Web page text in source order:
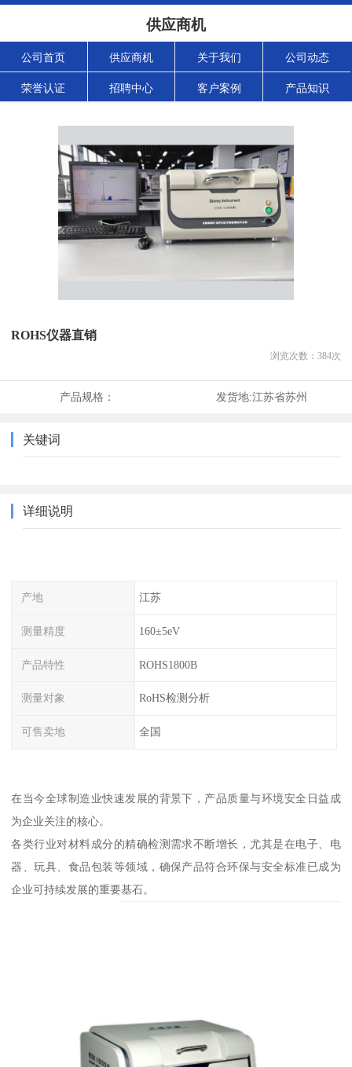
供应商机
公司首页 供应商机 关于我们 公司动态
荣誉认证 招聘中心 客户案例 产品知识
ROHS仪器直销
浏览次数： 384次
产品规格： 发货地:江苏省苏州
关键词
详细说明
产地 江苏
测量精度 160±5eV
产品特性 ROHS1800B
测量对象 RoHS检测分析
可售卖地 全国
在当今全球制造业快速发展的背景下，产品质量与环境安全日益成
为企业关注的核心。
各类行业对材料成分的精确检测需求不断增长，尤其是在电子、电
器、玩具、食品包装等领域，确保产品符合环保与安全标准已成为
企业可持续发展的重要基石。